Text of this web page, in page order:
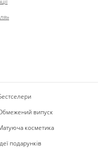
випуск
косметика
подарунків